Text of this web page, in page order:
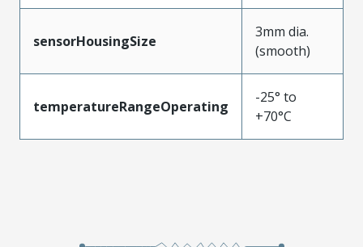
sensorHousingSize
3mm dia.
(smooth)
temperatureRangeOperating
-25° to
+70°C